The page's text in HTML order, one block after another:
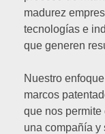
madurez
tecnologías e
que generen
Nuestro
marcos
que nos
una compañía